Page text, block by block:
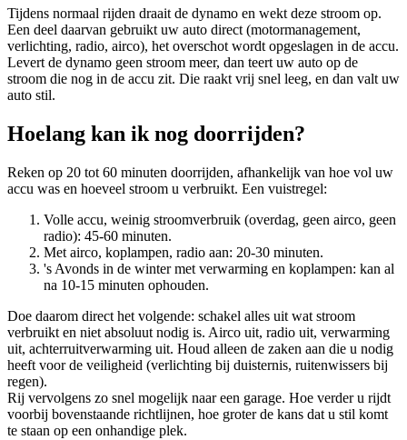
Tijdens normaal rijden draait de dynamo en wekt deze stroom op.
Een deel daarvan gebruikt uw auto direct (motormanagement,
verlichting, radio, airco), het overschot wordt opgeslagen in de accu.
Levert de dynamo geen stroom meer, dan teert uw auto op de
stroom die nog in de accu zit. Die raakt vrij snel leeg, en dan valt uw
auto stil.
Hoelang kan ik nog doorrijden?
Reken op 20 tot 60 minuten doorrijden, afhankelijk van hoe vol uw
accu was en hoeveel stroom u verbruikt. Een vuistregel:
Volle accu, weinig stroomverbruik (overdag, geen airco, geen
radio): 45-60 minuten.
Met airco, koplampen, radio aan: 20-30 minuten.
's Avonds in de winter met verwarming en koplampen: kan al
na 10-15 minuten ophouden.
Doe daarom direct het volgende: schakel alles uit wat stroom
verbruikt en niet absoluut nodig is. Airco uit, radio uit, verwarming
uit, achterruitverwarming uit. Houd alleen de zaken aan die u nodig
heeft voor de veiligheid (verlichting bij duisternis, ruitenwissers bij
regen).
Rij vervolgens zo snel mogelijk naar een garage. Hoe verder u rijdt
voorbij bovenstaande richtlijnen, hoe groter de kans dat u stil komt
te staan op een onhandige plek.